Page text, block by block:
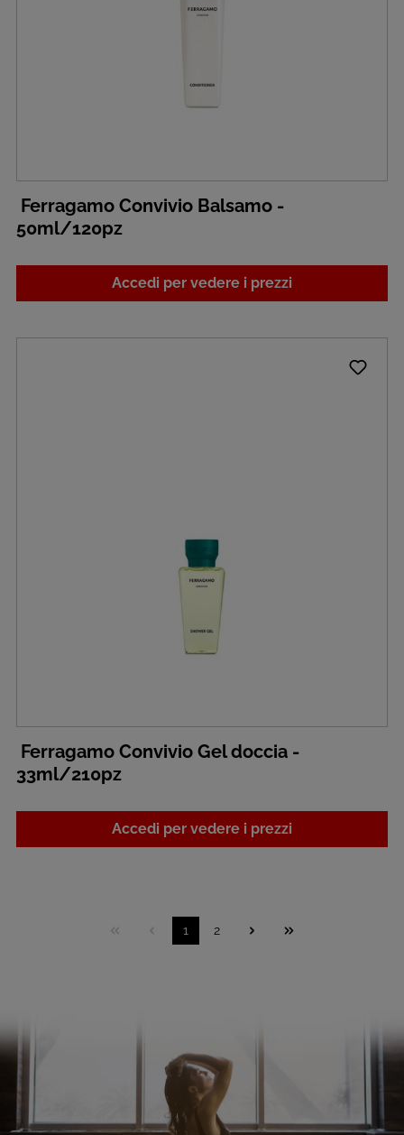
Ferragamo Convivio Balsamo -
50ml/120pz
Accedi per vedere i prezzi
Ferragamo Convivio Gel doccia -
33ml/210pz
Accedi per vedere i prezzi
1 2